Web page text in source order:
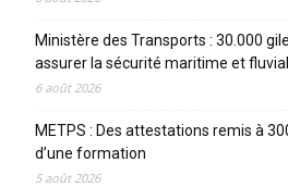
Ministère des Transports : 30.000
assurer la sécurité maritime et
6 août 2026
METPS : Des attestations remis à
d’une formation
5 août 2026